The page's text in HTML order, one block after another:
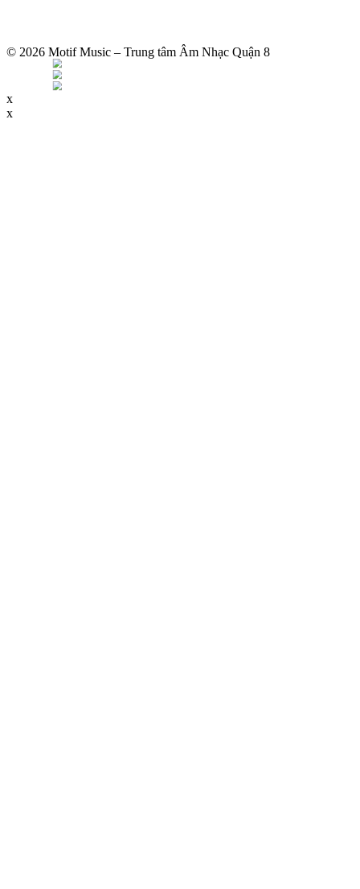
© 2026 Motif Music – Trung tâm Âm Nhạc Quận 8
x
x